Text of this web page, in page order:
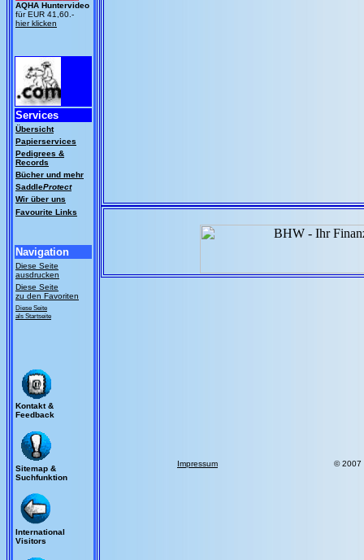
AQHA Huntervideo
für EUR 41,60.-
hier klicken
Services
Übersicht
Papierservices
Pedigrees &
Records
Bücher und mehr
SaddleProtect
Wir über uns
Favourite Links
Navigation
Diese Seite
ausdrucken
Diese Seite
zu den Favoriten
Diese Seite
als Startseite
Kontakt &
Feedback
Sitemap &
Suchfunktion
International
Visitors
Impressum ©